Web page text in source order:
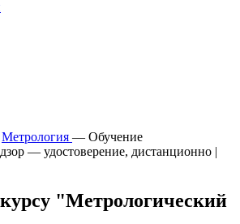
Метрология — Обучение
— удостоверение, дистанционно |
"Метрологический